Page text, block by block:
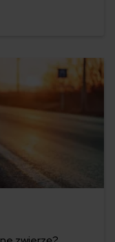
finansowe. Firmy